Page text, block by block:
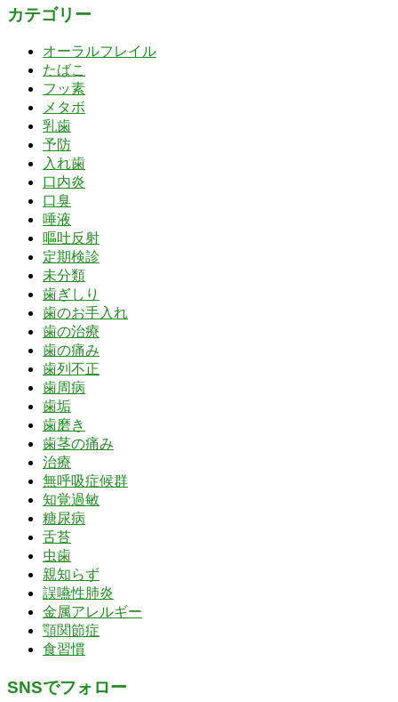
カテゴリー
オーラルフレイル
たばこ
フッ素
メタボ
乳歯
予防
入れ歯
口内炎
口臭
唾液
嘔吐反射
定期検診
未分類
歯ぎしり
歯のお手入れ
歯の治療
歯の痛み
歯列不正
歯周病
歯垢
歯磨き
歯茎の痛み
治療
無呼吸症候群
知覚過敏
糖尿病
舌苔
虫歯
親知らず
誤嚥性肺炎
金属アレルギー
顎関節症
食習慣
SNSでフォロー